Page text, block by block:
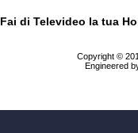
Fai di Televideo la tua
Copyright ©
Engineered